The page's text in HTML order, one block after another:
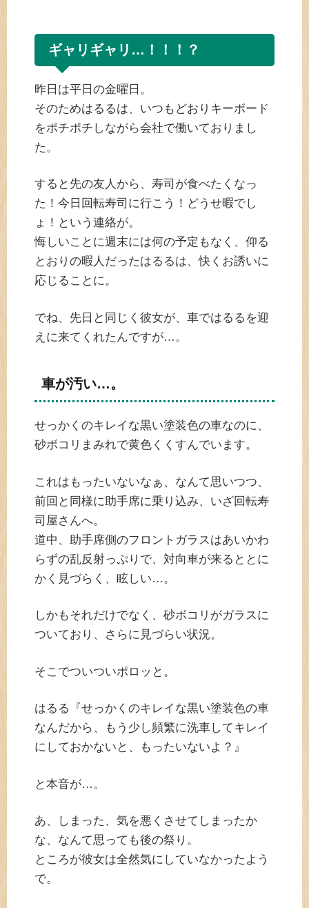
ギャリギャリ…！！！？
昨日は平日の金曜日。
そのためはるるは、いつもどおりキーボード
をポチポチしながら会社で働いておりまし
た。
すると先の友人から、寿司が食べたくなっ
た！今日回転寿司に行こう！どうせ暇でし
ょ！という連絡が。
悔しいことに週末には何の予定もなく、仰る
とおりの暇人だったはるるは、快くお誘いに
応じることに。
でね、先日と同じく彼女が、車ではるるを迎
えに来てくれたんですが…。
車が汚い…。
せっかくのキレイな黒い塗装色の車なのに、
砂ボコリまみれで黄色くくすんでいます。
これはもったいないなぁ、なんて思いつつ、
前回と同様に助手席に乗り込み、いざ回転寿
司屋さんへ。
道中、助手席側のフロントガラスはあいかわ
らずの乱反射っぷりで、対向車が来るととに
かく見づらく、眩しい…。
しかもそれだけでなく、砂ボコリがガラスに
ついており、さらに見づらい状況。
そこでついついポロッと。
はるる『せっかくのキレイな黒い塗装色の車
なんだから、もう少し頻繁に洗車してキレイ
にしておかないと、もったいないよ？』
と本音が…。
あ、しまった、気を悪くさせてしまったか
な、なんて思っても後の祭り。
ところが彼女は全然気にしていなかったよう
で。